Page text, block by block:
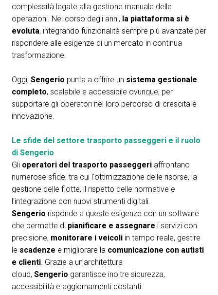
complessità legate alla gestione manuale delle
operazioni. Nel corso degli anni, la piattaforma si è
evoluta, integrando funzionalità sempre più avanzate per
rispondere alle esigenze di un mercato in continua
trasformazione.
Oggi, Sengerio punta a offrire un sistema gestionale
completo, scalabile e accessibile ovunque, per
supportare gli operatori nel loro percorso di crescita e
innovazione.
Le sfide del settore trasporto passeggeri e il ruolo
di Sengerio
Gli operatori del trasporto passeggeri affrontano
numerose sfide, tra cui l'ottimizzazione delle risorse, la
gestione delle flotte, il rispetto delle normative e
l'integrazione con nuovi strumenti digitali.
Sengerio risponde a queste esigenze con un software
che permette di pianificare e assegnare i servizi con
precisione, monitorare i veicoli in tempo reale, gestire
le scadenze e migliorare la comunicazione con autisti
e clienti. Grazie a un'architettura
cloud, Sengerio garantisce inoltre sicurezza,
accessibilità e aggiornamenti costanti.